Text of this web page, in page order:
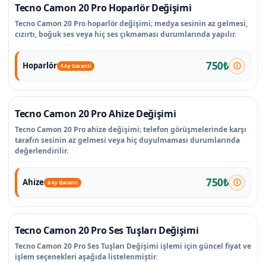
Tecno Camon 20 Pro Hoparlör Değişimi
Tecno Camon 20 Pro hoparlör değişimi; medya sesinin az gelmesi,
cızırtı, boğuk ses veya hiç ses çıkmaması durumlarında yapılır.
Hoparlör 6 Ay Garanti 750₺
Tecno Camon 20 Pro Ahize Değişimi
Tecno Camon 20 Pro ahize değişimi; telefon görüşmelerinde karşı
tarafın sesinin az gelmesi veya hiç duyulmaması durumlarında
değerlendirilir.
Ahize 6 Ay Garanti 750₺
Tecno Camon 20 Pro Ses Tuşları Değişimi
Tecno Camon 20 Pro Ses Tuşları Değişimi işlemi için güncel fiyat ve
işlem seçenekleri aşağıda listelenmiştir.